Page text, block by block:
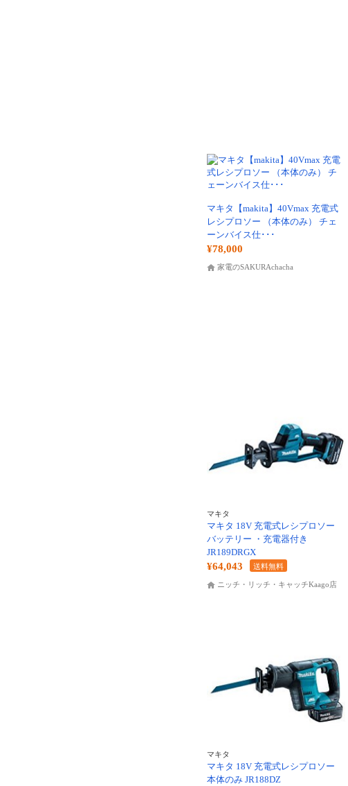
マキタ【makita】40Vmax 充電式
レシプロソー （本体のみ） チェ
ーンバイス仕･･･
¥78,000
家電のSAKURAchacha
マキタ
マキタ 18V 充電式レシプロソー
バッテリー ・充電器付き
JR189DRGX
¥64,043 送料無料
ニッチ・リッチ・キャッチKaago店
マキタ
マキタ 18V 充電式レシプロソー
本体のみ JR188DZ